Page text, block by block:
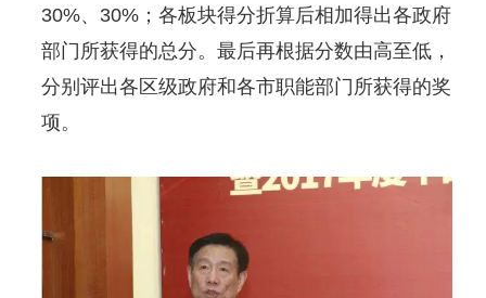
30%、30%；各板块得分折算后相加得出各政府
部门所获得的总分。最后再根据分数由高至低，
分别评出各区级政府和各市职能部门所获得的奖
项。